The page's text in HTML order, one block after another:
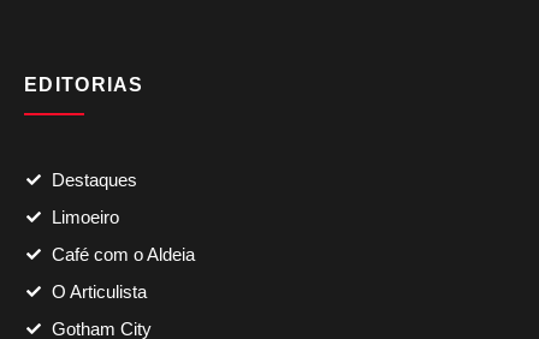
EDITORIAS
Destaques
Limoeiro
Café com o Aldeia
O Articulista
Gotham City